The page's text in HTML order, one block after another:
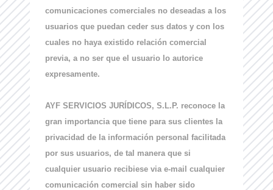
comunicaciones comerciales no deseadas a los
usuarios que puedan ceder sus datos y con los
cuales no haya existido relación comercial
previa, a no ser que el usuario lo autorice
expresamente.
AYF SERVICIOS JURÍDICOS, S.L.P. reconoce la
gran importancia que tiene para sus clientes la
privacidad de la información personal facilitada
por sus usuarios, de tal manera que si
cualquier usuario recibiese via e-mail cualquier
comunicación comercial sin haber sido